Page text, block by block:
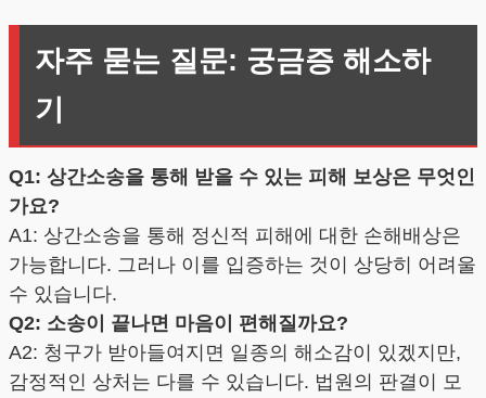
자주 묻는 질문: 궁금증 해소하
기
Q1: 상간소송을 통해 받을 수 있는 피해 보상은 무엇인
가요?
A1: 상간소송을 통해 정신적 피해에 대한 손해배상은
가능합니다. 그러나 이를 입증하는 것이 상당히 어려울
수 있습니다.
Q2: 소송이 끝나면 마음이 편해질까요?
A2: 청구가 받아들여지면 일종의 해소감이 있겠지만,
감정적인 상처는 다를 수 있습니다. 법원의 판결이 모